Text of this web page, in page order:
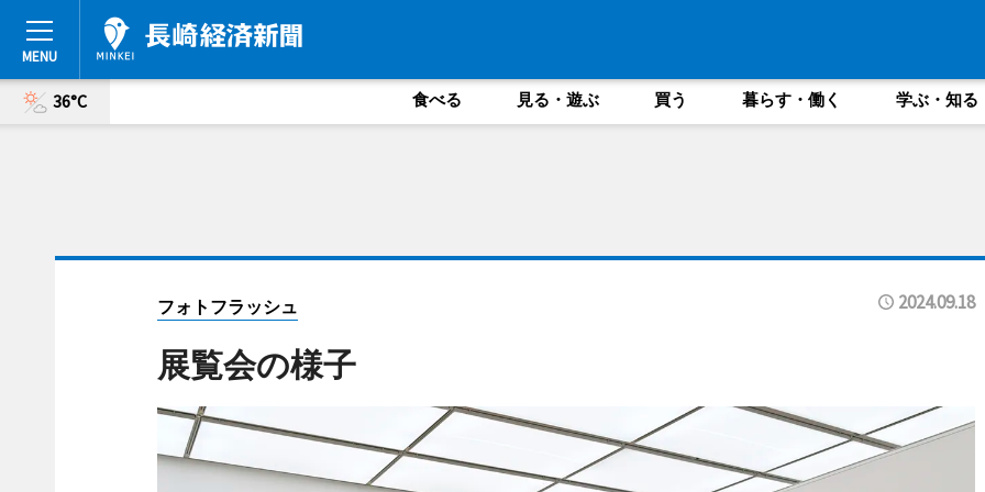
36°C 食べる 見る・遊ぶ 買う 暮らす・働く 学ぶ・知る
フォトフラッシュ 2024.09.18
展覧会の様子